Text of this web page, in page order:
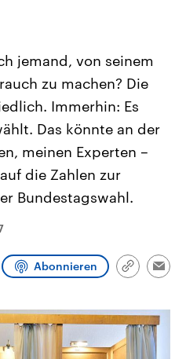
aus
USA
Aktuelle Beiträge,
Hintergründe
Wirtschaftlich und
gehören die Vereinigten
den mächtigsten Ländern
mit großem Einfluss auf
jemand, von seinem
zu machen? Die
Immerhin: Es
Das könnte an der
meinen Experten –
die Zahlen zur
Bundestagswahl.
Abonnieren
Link